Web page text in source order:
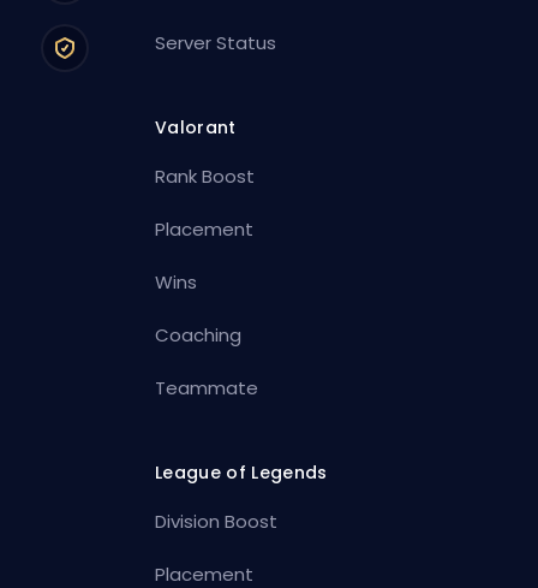
Server Status
Valorant
Rank Boost
Placement
Wins
Coaching
Teammate
League of Legends
Division Boost
Placement